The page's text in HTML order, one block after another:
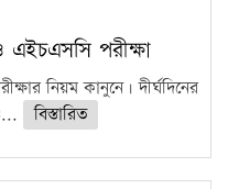
পরীক্ষা
নিয়ম কানুনে। দীর্ঘদিনের
বিস্তারিত